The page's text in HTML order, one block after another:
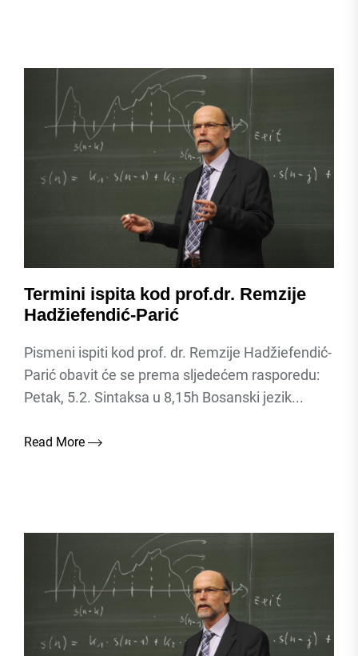
Termini ispita kod prof.dr. Remzije
Hadžiefendić-Parić
Pismeni ispiti kod prof. dr. Remzije Hadžiefendić-
Parić obavit će se prema sljedećem rasporedu:
Petak, 5.2. Sintaksa u 8,15h Bosanski jezik...
Read More